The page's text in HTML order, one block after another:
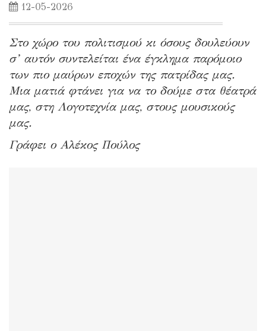
12-05-2026
Στο χώρο του πολιτισμού κι όσους δουλεύουν
σ’ αυτόν συντελείται ένα έγκλημα παρόμοιο
των πιο μαύρων εποχών της πατρίδας μας.
Μια ματιά φτάνει για να το δούμε στα θέατρά
μας, στη Λογοτεχνία μας, στους μουσικούς
μας.
Γράφει ο Αλέκος Πούλος